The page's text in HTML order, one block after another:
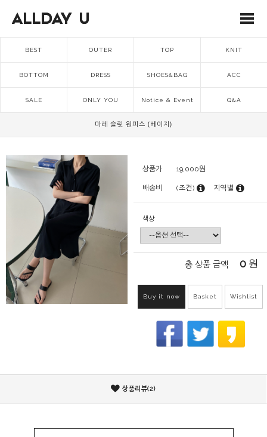
BEST OUTER TOP KNIT
BOTTOM DRESS SHOES&BAG ACC
SALE ONLY YOU Notice & Event Q&A
마레 슬릿 원피스 (베이지)
상품가 19,000원
배송비 (조건) 지역별
색상
총 상품 금액 0 원
Buy it now Basket Wishlist
상품리뷰(2)